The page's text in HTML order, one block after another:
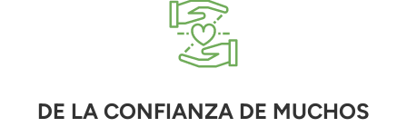
DE LA CONFIANZA DE MUCHOS